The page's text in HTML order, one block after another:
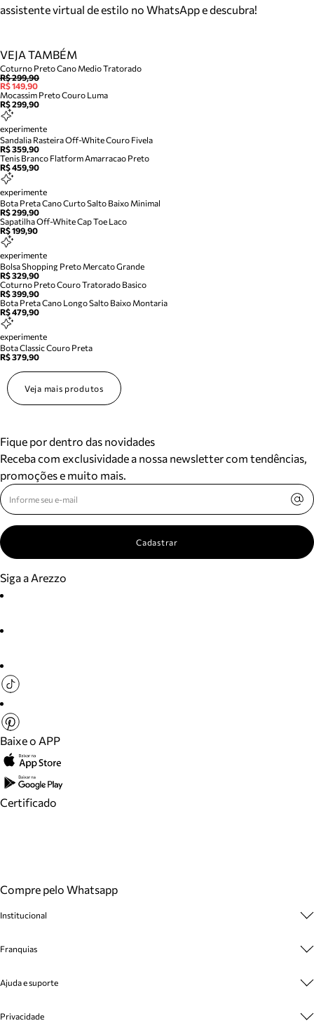
assistente virtual de estilo no WhatsApp e descubra!
VEJA TAMBÉM
Coturno Preto Cano Medio Tratorado
R$ 299,90
R$ 149,90
Mocassim Preto Couro Luma
R$ 299,90
experimente
Sandalia Rasteira Off-White Couro Fivela
R$ 359,90
Tenis Branco Flatform Amarracao Preto
R$ 459,90
experimente
Bota Preta Cano Curto Salto Baixo Minimal
R$ 299,90
Sapatilha Off-White Cap Toe Laco
R$ 199,90
experimente
Bolsa Shopping Preto Mercato Grande
R$ 329,90
Coturno Preto Couro Tratorado Basico
R$ 399,90
Bota Preta Cano Longo Salto Baixo Montaria
R$ 479,90
experimente
Bota Classic Couro Preta
R$ 379,90
Veja mais produtos
Fique por dentro das novidades
Receba com exclusividade a nossa newsletter com tendências,
promoções e muito mais.
Cadastrar
Siga a Arezzo
Baixe o APP
Certificado
Compre pelo Whatsapp
Institucional
Cashback
Venda Corporativa
Franquias
Plano de Negócio
Ajuda e suporte
Privacidade